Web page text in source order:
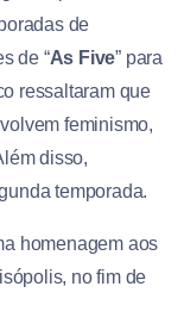
de
de “As Five” para
ressaltaram que
feminismo,
disso,
temporada.
homenagem aos
no fim de